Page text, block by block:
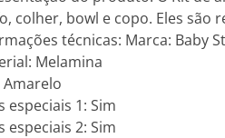
colher, bowl e copo. Eles são
técnicas: Marca: Baby
Melamina
Amarelo
especiais 1: Sim
especiais 2: Sim